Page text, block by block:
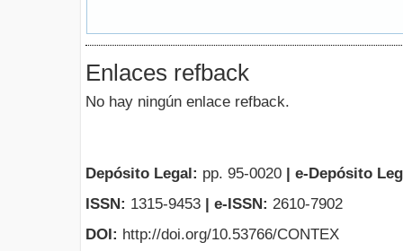
Enlaces refback
No hay ningún enlace refback.
Depósito Legal: pp. 95-0020 | e-Depósito
ISSN: 1315-9453 | e-ISSN: 2610-7902
DOI: http://doi.org/10.53766/CONTEX